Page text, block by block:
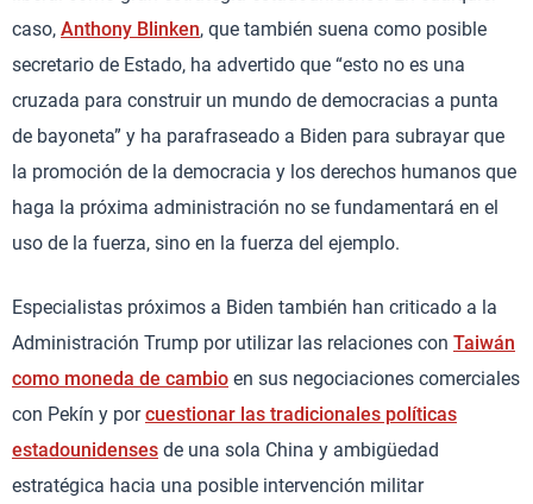
caso, Anthony Blinken, que también suena como posible
secretario de Estado, ha advertido que “esto no es una
cruzada para construir un mundo de democracias a punta
de bayoneta” y ha parafraseado a Biden para subrayar que
la promoción de la democracia y los derechos humanos que
haga la próxima administración no se fundamentará en el
uso de la fuerza, sino en la fuerza del ejemplo.
Especialistas próximos a Biden también han criticado a la
Administración Trump por utilizar las relaciones con Taiwán
como moneda de cambio en sus negociaciones comerciales
con Pekín y porcuestionar las tradicionales políticas
estadounidenses de una sola China y ambigüedad
estratégica hacia una posible intervención militar